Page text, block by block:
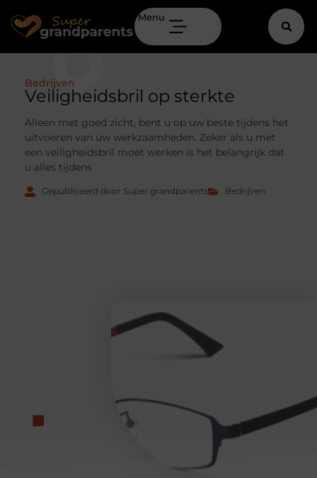
Menu
Bedrijven
Veiligheidsbril op sterkte
Alleen met goed zicht, bent u op uw beste tijdens het
uitvoeren van uw werkzaamheden. Zeker als u met
een veiligheidsbril moet werken is het belangrijk dat
u alles tijdens
Gepubliceerd door Super grandparents Bedrijven